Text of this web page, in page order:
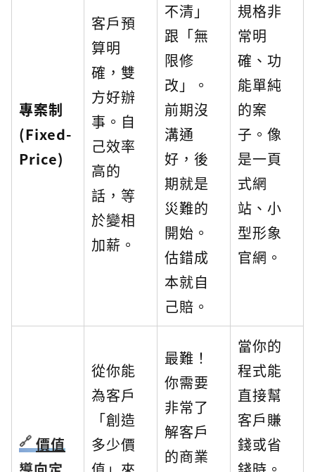
專案制
(Fixed-
Price)
客戶預
算明
確，雙
方好辦
事。自
己效率
高的
話，等
於變相
加薪。
不清」
跟「無
限修
改」。
前期沒
溝通
好，後
期就是
災難的
開始。
估錯成
本就自
己賠。
規格非
常明
確、功
能單純
的案
子。像
是一頁
式網
站、小
型形象
官網。
價值
從你能
為客戶
「創造
多少價
最難！
你需要
非常了
解客戶
的商業
當你的
程式能
直接幫
客戶賺
錢或省